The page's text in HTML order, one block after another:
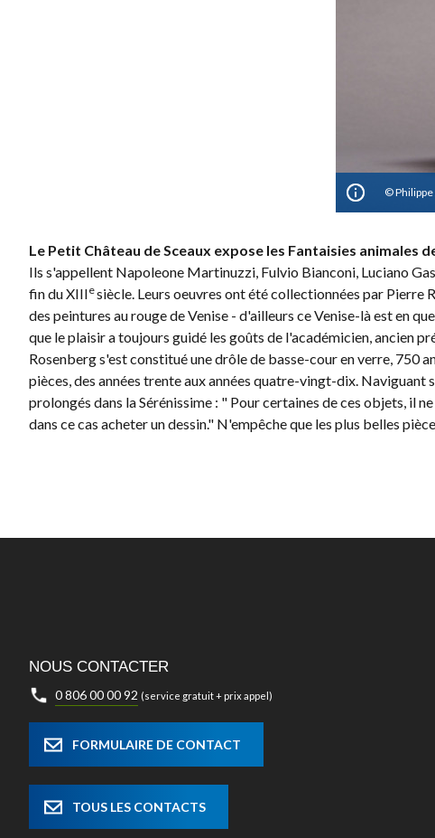
Le Petit Château de Sceaux expose les Fantaisies animales
Ils s'appellent Napoleone Martinuzzi, Fulvio Bianconi, Luciano
fin du XIIIesiècle. Leurs oeuvres ont été collectionnées par Pierre
des peintures au rouge de Venise - d'ailleurs ce Venise-là est en
que le plaisir a toujours guidé les goûts de l'académicien, ancien
Rosenberg s'est constitué une drôle de basse-cour en verre, 750
pièces, des années trente aux années quatre-vingt-dix.
prolongés dans la Sérénissime : " Pour certaines de ces objets, il
dans ce cas acheter un dessin." N'empêche que les plus belles
NOUS CONTACTER
0 806 00 00 92 (service gratuit + prix appel)
FORMULAIRE DE CONTACT
TOUS LES CONTACTS